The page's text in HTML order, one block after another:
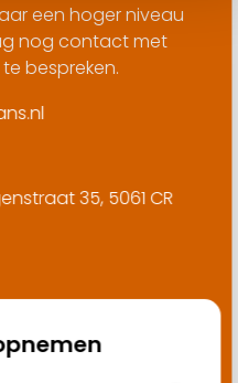
een hoger niveau
nog contact met
bespreken.
35, 5061 CR